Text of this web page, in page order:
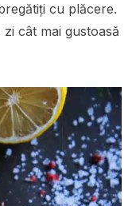
cu plăcere.
cât mai gustoasă